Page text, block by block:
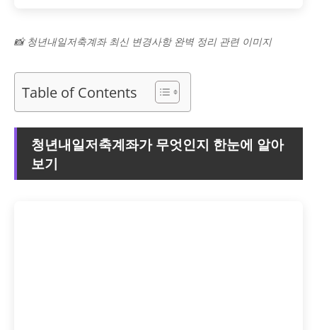
📸 청년내일저축계좌 최신 변경사항 완벽 정리 관련 이미지
Table of Contents
청년내일저축계좌가 무엇인지 한눈에 알아
보기